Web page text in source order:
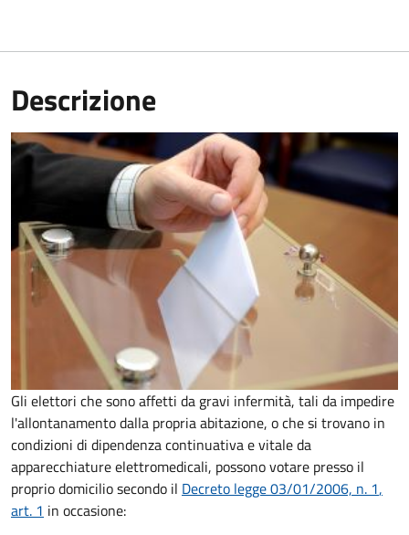
Descrizione
Gli elettori che sono affetti da gravi infermità, tali da impedire
l'allontanamento dalla propria abitazione, o che si trovano in
condizioni di dipendenza continuativa e vitale da
apparecchiature elettromedicali, possono votare presso il
proprio domicilio secondo il Decreto legge 03/01/2006, n. 1,
art. 1 in occasione: